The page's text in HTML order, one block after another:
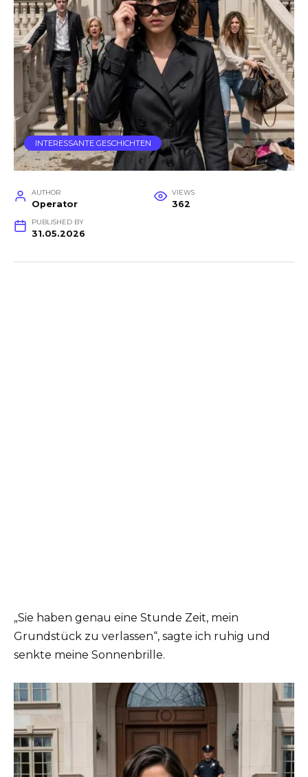
INTERESSANTE GESCHICHTEN
AUTHOR
Operator
VIEWS
362
PUBLISHED BY
31.05.2026
„Sie haben genau eine Stunde Zeit, mein
Grundstück zu verlassen“, sagte ich ruhig und
senkte meine Sonnenbrille.